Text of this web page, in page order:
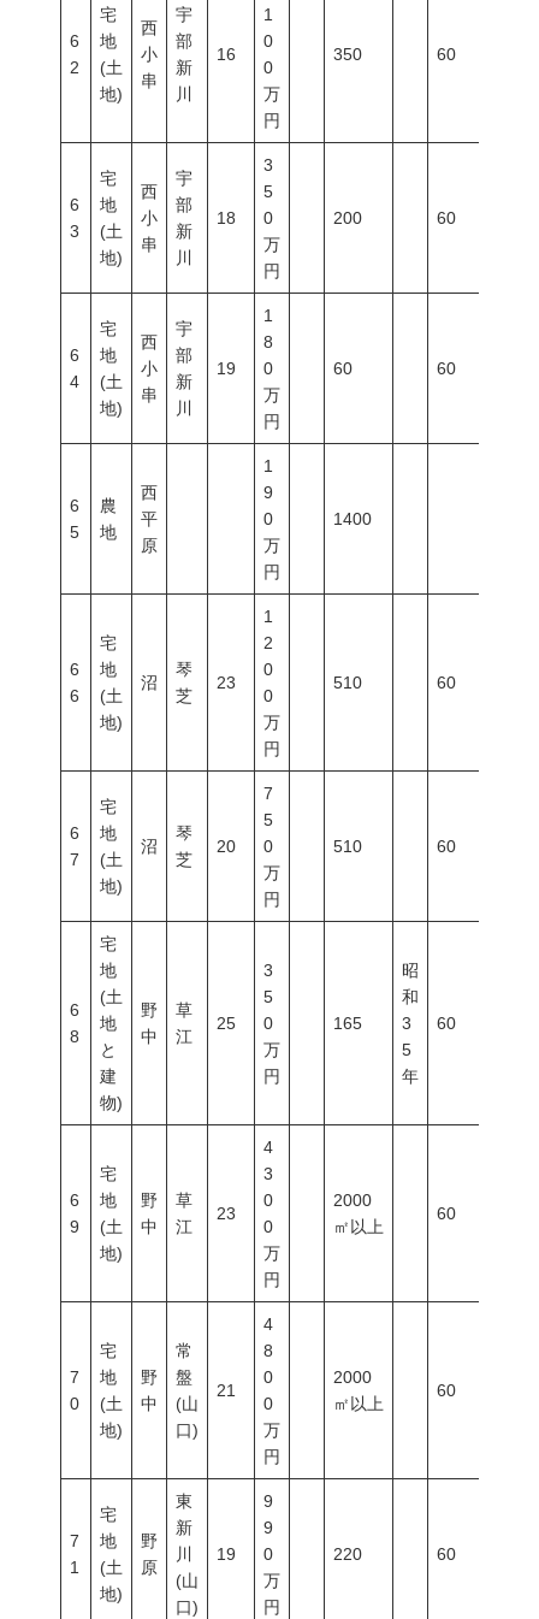
6
2
宅
地
(土
地)
西
小
串
宇
部
新
川
16
1
0
0
万
円
350 60
6
3
宅
地
(土
地)
西
小
串
宇
部
新
川
18
3
5
0
万
円
200 60
6
4
宅
地
(土
地)
西
小
串
宇
部
新
川
19
1
8
0
万
円
60 60
6
5
農
地
西
平
原
1
9
0
万
円
1400
6
6
宅
地
(土
地)
沼
琴
芝
23
1
2
0
0
万
円
510 60
6
7
宅
地
(土
地)
沼
琴
芝
20
7
5
0
万
円
510 60
6
8
宅
地
(土
地
と
建
物)
野
中
草
江
25
3
5
0
万
円
165
昭
和
3
5
年
60
6
9
宅
地
(土
地)
野
中
草
江
23
4
3
0
0
万
円
2000
㎡以上
60
7
0
宅
地
(土
地)
野
中
常
盤
(山
口)
21
4
8
0
0
万
円
2000
㎡以上
60
7
1
宅
地
(土
地)
野
原
東
新
川
(山
口)
19
9
9
0
万
円
220 60